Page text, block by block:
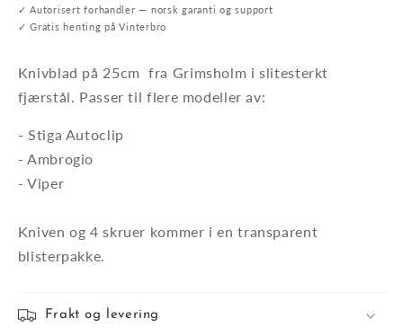
✓ Autorisert forhandler — norsk garanti og support
✓ Gratis henting på Vinterbro
Knivblad på 25cm fra Grimsholm i slitesterkt
fjærstål. Passer til flere modeller av:
- Stiga Autoclip
- Ambrogio
- Viper
Kniven og 4 skruer kommer i en transparent
blisterpakke.
Frakt og levering